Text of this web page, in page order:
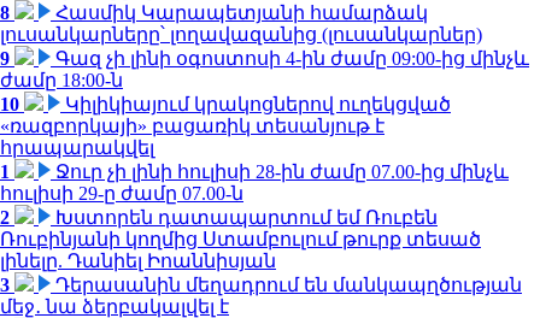
8
Հասմիկ Կարապետյանի համարձակ
լուսանկարները՝ լողավազանից (լուսանկարներ)
9
Գազ չի լինի օգոստոսի 4-ին ժամը 09:00-ից մինչև
ժամը 18:00-ն
10
Կիլիկիայում կրակոցներով ուղեկցված
«ռազբորկայի» բացառիկ տեսանյութ է
հրապարակվել
1
Ջուր չի լինի հուլիսի 28-ին ժամը 07.00-ից մինչև
հուլիսի 29-ը ժամը 07.00-ն
2
Խստորեն դատապարտում եմ Ռուբեն
Ռուբինյանի կողմից Ստամբուլում թուրք տեսած
լինելը. Դանիել Իոաննիսյան
3
Դերասանին մեղադրում են մանկապղծության
մեջ․ նա ձերբակալվել է